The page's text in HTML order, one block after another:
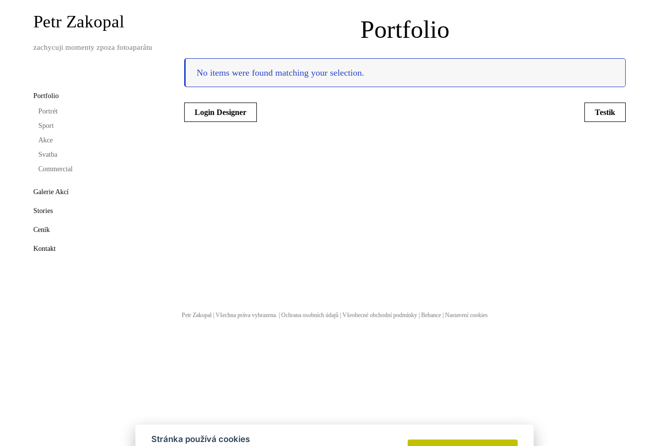
to
content
Petr Zakopal
zachycuji momenty zpoza fotoaparátu
Portfolio
Portrét
Sport
Akce
Svatba
Commercial
Galerie Akcí
Stories
Ceník
Kontakt
Portfolio
No items were found matching your selection.
Navigace
pro
Login Designer Testik
Petr Zakopal| Všechna práva vyhrazena. | Ochrana osobních údajů| Všeobecné obchodní podmínky| Behance| Nastavení cookies
Stránka používá cookies